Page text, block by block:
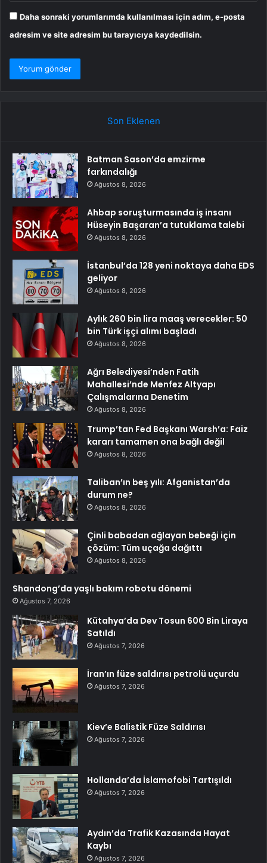
Daha sonraki yorumlarımda kullanılması için adım, e-posta
adresim ve site adresim bu tarayıcıya kaydedilsin.
Son Eklenen
Batman Sason’da emzirme
farkındalığı
Ağustos 8, 2026
Ahbap soruşturmasında iş insanı
Hüseyin Başaran’a tutuklama talebi
Ağustos 8, 2026
İstanbul’da 128 yeni noktaya daha EDS
geliyor
Ağustos 8, 2026
Aylık 260 bin lira maaş verecekler: 50
bin Türk işçi alımı başladı
Ağustos 8, 2026
Ağrı Belediyesi’nden Fatih
Mahallesi’nde Menfez Altyapı
Çalışmalarına Denetim
Ağustos 8, 2026
Trump’tan Fed Başkanı Warsh’a: Faiz
kararı tamamen ona bağlı değil
Ağustos 8, 2026
Taliban’ın beş yılı: Afganistan’da
durum ne?
Ağustos 8, 2026
Çinli babadan ağlayan bebeği için
çözüm: Tüm uçağa dağıttı
Ağustos 8, 2026
Shandong’da yaşlı bakım robotu dönemi
Ağustos 7, 2026
Kütahya’da Dev Tosun 600 Bin Liraya
Satıldı
Ağustos 7, 2026
İran’ın füze saldırısı petrolü uçurdu
Ağustos 7, 2026
Kiev’e Balistik Füze Saldırısı
Ağustos 7, 2026
Hollanda’da İslamofobi Tartışıldı
Ağustos 7, 2026
Aydın’da Trafik Kazasında Hayat
Kaybı
Ağustos 7, 2026